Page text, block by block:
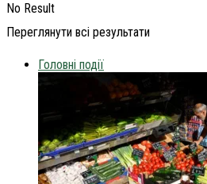
No Result
Переглянути всі результати
Головні події